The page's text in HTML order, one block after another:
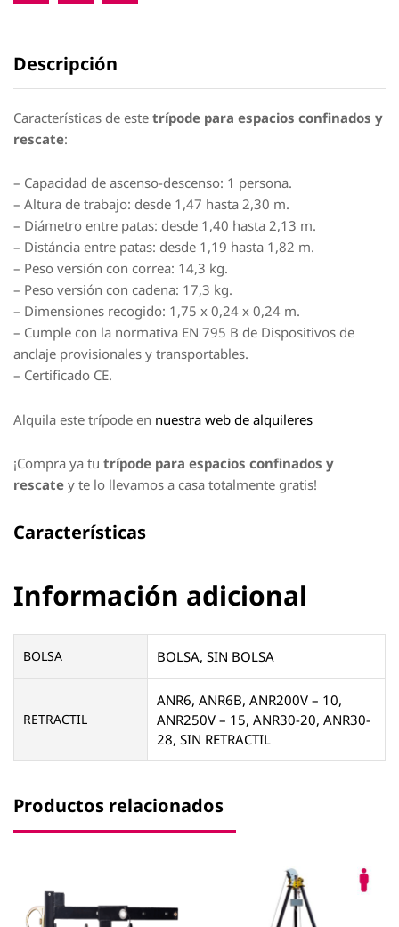
Descripción
Características de este trípode para espacios confinados y
rescate:
– Capacidad de ascenso-descenso: 1 persona.
– Altura de trabajo: desde 1,47 hasta 2,30 m.
– Diámetro entre patas: desde 1,40 hasta 2,13 m.
– Distáncia entre patas: desde 1,19 hasta 1,82 m.
– Peso versión con correa: 14,3 kg.
– Peso versión con cadena: 17,3 kg.
– Dimensiones recogido: 1,75 x 0,24 x 0,24 m.
– Cumple con la normativa EN 795 B de Dispositivos de
anclaje provisionales y transportables.
– Certificado CE.
Alquila este trípode en nuestra web de alquileres
¡Compra ya tu trípode para espacios confinados y
rescate y te lo llevamos a casa totalmente gratis!
Características
Información adicional
BOLSA BOLSA, SIN BOLSA
RETRACTIL
ANR6, ANR6B, ANR200V – 10,
ANR250V – 15, ANR30-20, ANR30-
28, SIN RETRACTIL
Productos relacionados